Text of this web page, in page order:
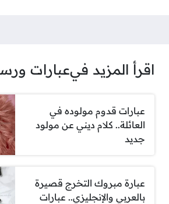
اقرأ المزيد فيعبارات
عبارات قدوم مولوده في
العائلة.. كلام ديني عن مولود
جديد
عبارة مبروك التخرج قصيرة
بالعربي والإنجليزي.. عبارات